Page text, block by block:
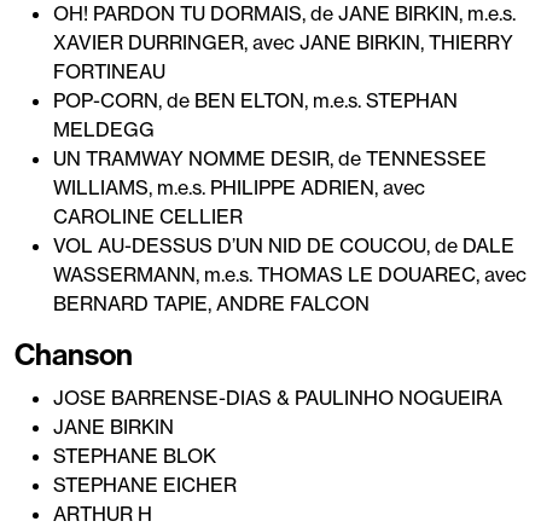
OH! PARDON TU DORMAIS, de JANE BIRKIN, m.e.s.
XAVIER DURRINGER, avec JANE BIRKIN, THIERRY
FORTINEAU
POP-CORN, de BEN ELTON, m.e.s. STEPHAN
MELDEGG
UN TRAMWAY NOMME DESIR, de TENNESSEE
WILLIAMS, m.e.s. PHILIPPE ADRIEN, avec
CAROLINE CELLIER
VOL AU-DESSUS D’UN NID DE COUCOU, de DALE
WASSERMANN, m.e.s. THOMAS LE DOUAREC, avec
BERNARD TAPIE, ANDRE FALCON
Chanson
JOSE BARRENSE-DIAS & PAULINHO NOGUEIRA
JANE BIRKIN
STEPHANE BLOK
STEPHANE EICHER
ARTHUR H